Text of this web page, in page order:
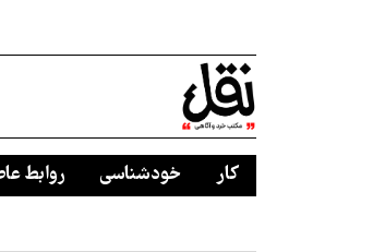
کار خودشناسی روابط